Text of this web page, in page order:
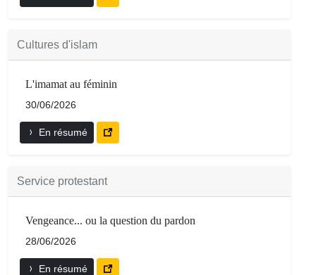
Cultures d'islam
L'imamat au féminin
30/06/2026
En résumé
Service protestant
Vengeance... ou la question du pardon
28/06/2026
En résumé